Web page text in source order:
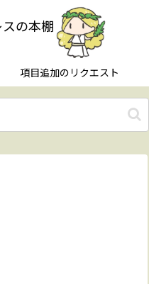
の本棚
項目追加のリクエスト